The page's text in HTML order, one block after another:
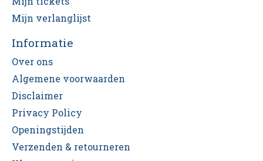
Mijn verlanglijst
Informatie
Over ons
Algemene voorwaarden
Disclaimer
Privacy Policy
Openingstijden
Verzenden & retourneren